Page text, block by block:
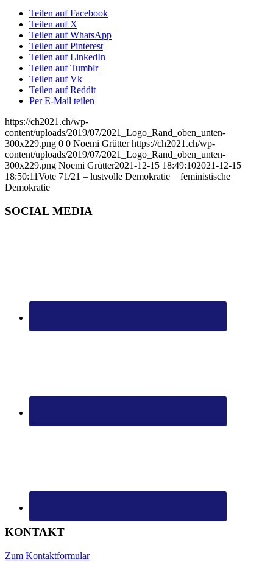
Teilen auf Facebook
Teilen auf X
Teilen auf WhatsApp
Teilen auf Pinterest
Teilen auf LinkedIn
Teilen auf Tumblr
Teilen auf Vk
Teilen auf Reddit
Per E-Mail teilen
https://ch2021.ch/wp-
content/uploads/2019/07/2021_Logo_Rand_oben_unten-
300x229.png 0 0 Noemi Grütter https://ch2021.ch/wp-
content/uploads/2019/07/2021_Logo_Rand_oben_unten-
300x229.png Noemi Grütter2021-12-15 18:49:102021-12-15
18:50:11Vote 71/21 – lustvolle Demokratie = feministische
Demokratie
SOCIAL MEDIA
KONTAKT
Zum Kontaktformular